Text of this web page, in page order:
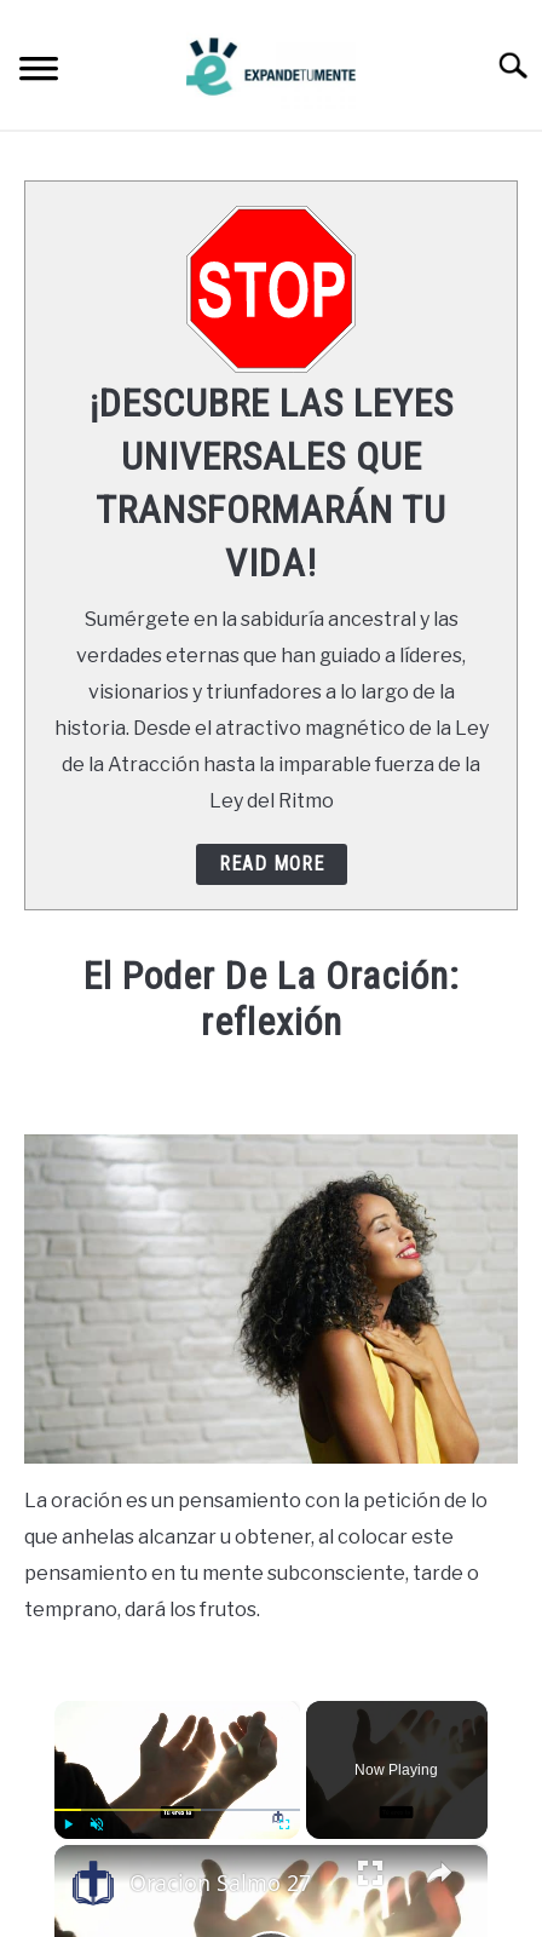
content
LEYES UNIVERSALES
RECURSOS
NEWSLETTER
¡DESCUBRE LAS LEYES
UNIVERSALES QUE
TRANSFORMARÁN TU
VIDA!
Sumérgete en la sabiduría ancestral y las
verdades eternas que han guiado a líderes,
visionarios y triunfadores a lo largo de la
historia. Desde el atractivo magnético de la Ley
de la Atracción hasta la imparable fuerza de la
Ley del Ritmo
READ MORE
El Poder De La Oración:
reflexión
in
Espiritualidad
La oración es un pensamiento con la petición de lo
que anhelas alcanzar u obtener, al colocar este
pensamiento en tu mente subconsciente, tarde o
temprano, dará los frutos.
Play Unmute Fullscreen
Now Playing
×
Oracion Salmo 27